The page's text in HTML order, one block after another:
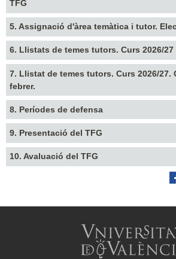
TFG
5. Assignació d'àrea temàtica i tutor.
6. Llistats de temes tutors. Curs 2026/27
7. Llistat de temes tutors. Curs 2026/27.
febrer.
8. Períodes de defensa
9. Presentació del TFG
10. Avaluació del TFG